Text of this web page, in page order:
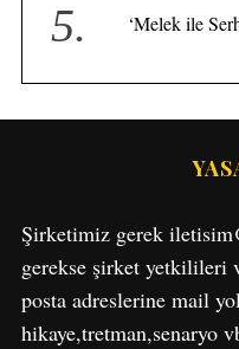
‘Melek ile
Şirketimiz gerek
gerekse şirket yetkilileri
posta adreslerine mail
hikaye,tretman,senaryo
f
o